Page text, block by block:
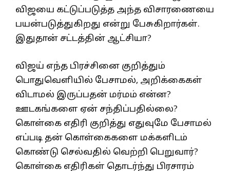
விஜயை கட்டுப்படுத்த அந்த விசாரணையை
பயன்படுத்துகிறது என்று பேசுகிறார்கள்.
இதுதான் சட்டத்தின் ஆட்சியா?
விஜய் எந்த பிரச்சினை குறித்தும்
பொதுவெளியில் பேசாமல், அறிக்கைகள்
விடாமல் இருப்பதன் மர்மம் என்ன?
ஊடகங்களை ஏன் சந்திப்பதில்லை?
கொள்கை எதிரி குறித்து எதுவுமே பேசாமல்
எப்படி தன் கொள்கைகளை மக்களிடம்
கொண்டு செல்வதில் வெற்றி பெறுவார்?
கொள்கை எதிரிகள் தொடர்ந்து பிரசாரம்